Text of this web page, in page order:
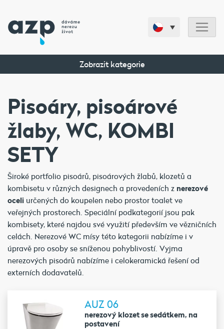
Zobrazit kategorie
Pisoáry, pisoárové
žlaby, WC, KOMBI
SETY
Široké portfolio pisoárů, pisoárových žlabů, klozetů a
kombisetu v různých designech a provedeních z nerezové
oceli určených do koupelen nebo prostor toalet ve
veřejných prostorech. Speciální podkategorií jsou pak
kombisety, které najdou své využití především ve vězničních
celách. Nerezové WC mísy této kategorii nabízíme i v
úpravě pro osoby se sníženou pohyblivostí. Vyjma
nerezových pisoárů nabízíme i celokeramická řešení od
externích dodavatelů.
AUZ 06
nerezový klozet se sedátkem, na
postavení